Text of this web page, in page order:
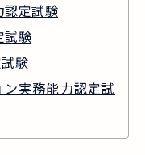
認定試験
試験
験
実務能力認定試